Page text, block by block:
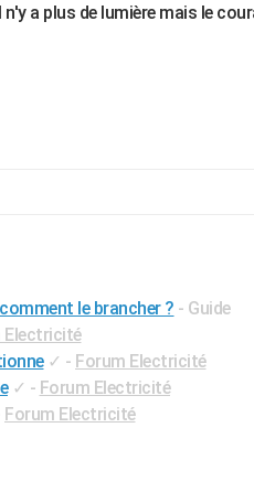
a plus de lumière mais le
le brancher ? - Guide
Electricité
✓ - Forum Electricité
✓ - Forum Electricité
Forum Electricité